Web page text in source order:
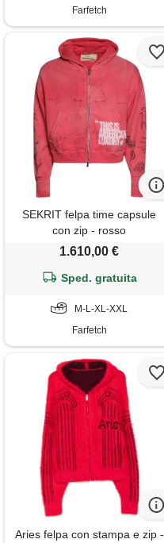
Farfetch
SEKRIT felpa time capsule
con zip - rosso
1.610,00 €
Sped. gratuita
M-L-XL-XXL
Farfetch
Aries felpa con stampa e zip -